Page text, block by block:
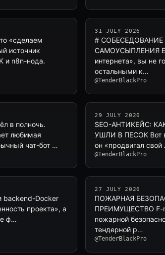
«сделаем
источник
и n8n-нода.
31 JULY 2026
# СОБЕСЕДОВАНИЕ
САМОУСЫПЛЕНИЯ
интернета», вы не
остальными к…
@TenderBlackPro
в полночь.
любимая
чат-бот …
29 JULY 2026
SEO-АНТИКЕЙС:
УШЛИ В ПЕСОК Вот
он «продвигал
@TenderBlackPro
Docker
проекта», а
ф…
27 JULY 2026
ПОЖАРНАЯ
ПРЕИМУЩЕСТВО F-
пожарной
тендерной р…
@TenderBlackPro